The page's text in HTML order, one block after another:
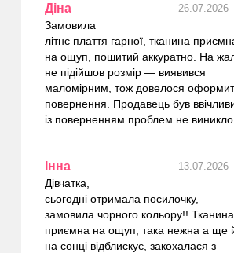
Діна 26.07.2026
Замовила
літнє плаття гарної, тканина
на ощуп, пошитий аккуратно. На
не підійшов розмір — виявився
маломірним, тож довелося
повернення. Продавець був
із поверненням проблем не виникло.
Інна 13.07.2026
Дівчатка,
сьогодні отримала посилочку,
замовила чорного кольору!! Тканина
приємна на ощуп, така нежна а ще
на сонці відблискує, закохалася з